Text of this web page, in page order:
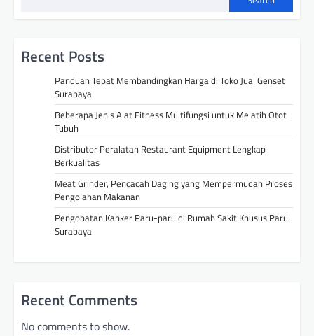
Recent Posts
Panduan Tepat Membandingkan Harga di Toko Jual Genset
Surabaya
Beberapa Jenis Alat Fitness Multifungsi untuk Melatih Otot
Tubuh
Distributor Peralatan Restaurant Equipment Lengkap
Berkualitas
Meat Grinder, Pencacah Daging yang Mempermudah Proses
Pengolahan Makanan
Pengobatan Kanker Paru-paru di Rumah Sakit Khusus Paru
Surabaya
Recent Comments
No comments to show.